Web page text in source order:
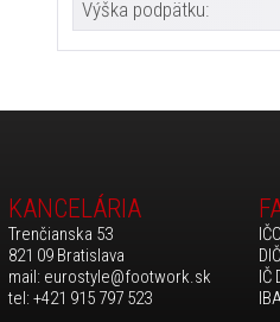
Výška podpätku:
KANCELÁRIA
Trenčianska 53
821 09 Bratislava
mail: eurostyle@footwork.sk
tel: +421 915 797 523
IČ